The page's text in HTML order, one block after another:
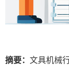
摘要： 文具机械